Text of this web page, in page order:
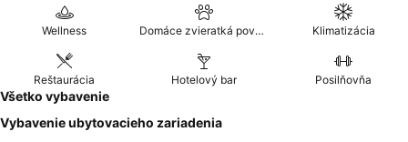
Wellness Domáce zvieratká povolené Klimatizácia
Reštaurácia Hotelový bar Posilňovňa
Všetko vybavenie
Vybavenie ubytovacieho zariadenia